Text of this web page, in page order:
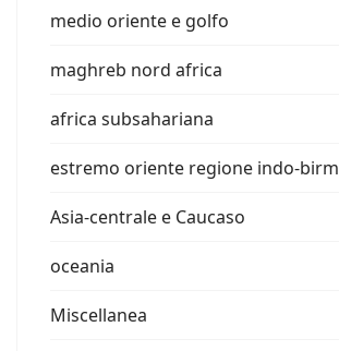
medio oriente e golfo
maghreb nord africa
africa subsahariana
estremo oriente regione indo-
Asia-centrale e Caucaso
oceania
Miscellanea